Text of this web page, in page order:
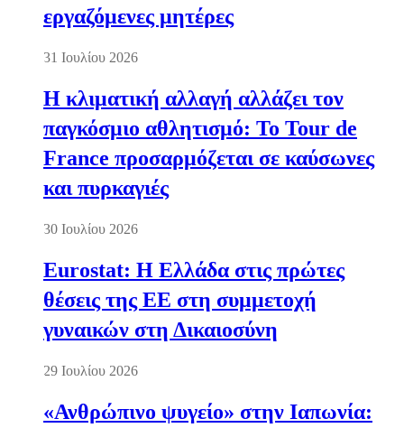
εργαζόμενες μητέρες
31 Ιουλίου 2026
Η κλιματική αλλαγή αλλάζει τον
παγκόσμιο αθλητισμό: Το Tour de
France προσαρμόζεται σε καύσωνες
και πυρκαγιές
30 Ιουλίου 2026
Eurostat: Η Ελλάδα στις πρώτες
θέσεις της ΕΕ στη συμμετοχή
γυναικών στη Δικαιοσύνη
29 Ιουλίου 2026
«Ανθρώπινο ψυγείο» στην Ιαπωνία: